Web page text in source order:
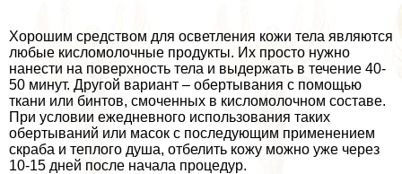
Хорошим средством для осветления кожи тела являются
любые кисломолочные продукты. Их просто нужно
нанести на поверхность тела и выдержать в течение 40-
50 минут. Другой вариант – обертывания с помощью
ткани или бинтов, смоченных в кисломолочном составе.
При условии ежедневного использования таких
обертываний или масок с последующим применением
скpaба и теплого душа, отбелить кожу можно уже через
10-15 дней после начала процедур.